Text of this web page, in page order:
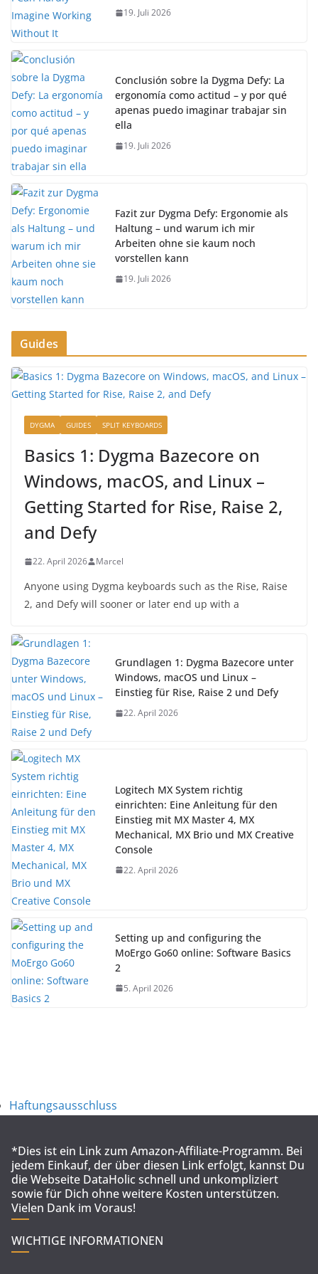
19. Juli 2026
Conclusión sobre la Dygma Defy: La
ergonomía como actitud – y por qué
apenas puedo imaginar trabajar sin
ella
19. Juli 2026
Fazit zur Dygma Defy: Ergonomie als
Haltung – und warum ich mir
Arbeiten ohne sie kaum noch
vorstellen kann
19. Juli 2026
Guides
DYGMA GUIDES SPLIT KEYBOARDS
Basics 1: Dygma Bazecore on
Windows, macOS, and Linux –
Getting Started for Rise, Raise 2,
and Defy
22. April 2026 Marcel
Anyone using Dygma keyboards such as the Rise, Raise
2, and Defy will sooner or later end up with a
Grundlagen 1: Dygma Bazecore unter
Windows, macOS und Linux –
Einstieg für Rise, Raise 2 und Defy
22. April 2026
Logitech MX System richtig
einrichten: Eine Anleitung für den
Einstieg mit MX Master 4, MX
Mechanical, MX Brio und MX Creative
Console
22. April 2026
Setting up and configuring the
MoErgo Go60 online: Software Basics
2
5. April 2026
Haftungsausschluss
*Dies ist ein Link zum Amazon-Affiliate-Programm. Bei
jedem Einkauf, der über diesen Link erfolgt, kannst Du
die Webseite DataHolic schnell und unkompliziert
sowie für Dich ohne weitere Kosten unterstützen.
Vielen Dank im Voraus!
WICHTIGE INFORMATIONEN